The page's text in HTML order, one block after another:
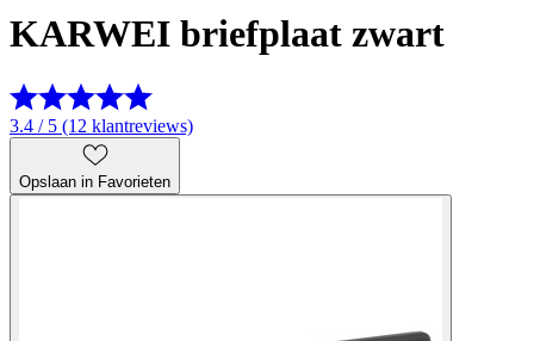
KARWEI briefplaat zwart
3.4 / 5 (12 klantreviews)
Opslaan in Favorieten